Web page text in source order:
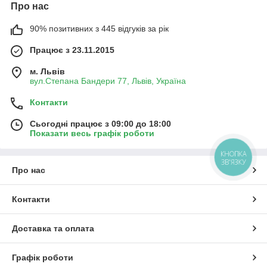
Про нас
90% позитивних з 445 відгуків за рік
Працює з 23.11.2015
м. Львів
вул.Степана Бандери 77, Львів, Україна
Контакти
Сьогодні працює з 09:00 до 18:00
Показати весь графік роботи
Про нас
Контакти
Доставка та оплата
Графік роботи
КНОПКА
ЗВ'ЯЗКУ